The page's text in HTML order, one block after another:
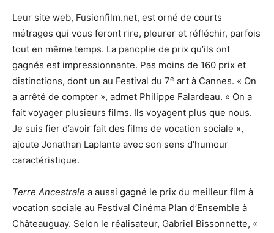
Leur site web, Fusionfilm.net, est orné de courts
métrages qui vous feront rire, pleurer et réfléchir, parfois
tout en même temps. La panoplie de prix qu’ils ont
gagnés est impressionnante. Pas moins de 160 prix et
distinctions, dont un au Festival du 7e art à Cannes. « On
a arrêté de compter », admet Philippe Falardeau. « On a
fait voyager plusieurs films. Ils voyagent plus que nous.
Je suis fier d’avoir fait des films de vocation sociale »,
ajoute Jonathan Laplante avec son sens d’humour
caractéristique.
Terre Ancestrale a aussi gagné le prix du meilleur film à
vocation sociale au Festival Cinéma Plan d’Ensemble à
Châteauguay. Selon le réalisateur, Gabriel Bissonnette, «